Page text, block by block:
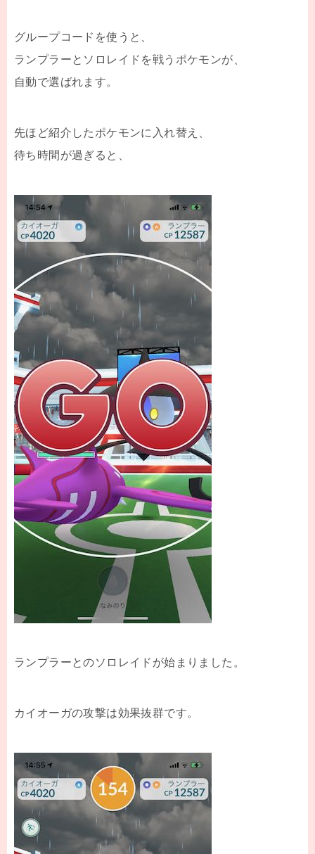
グループコードを使うと、
ランプラーとソロレイドを戦うポケモンが、
自動で選ばれます。
先ほど紹介したポケモンに入れ替え、
待ち時間が過ぎると、
ランプラーとのソロレイドが始まりました。
カイオーガの攻撃は効果抜群です。